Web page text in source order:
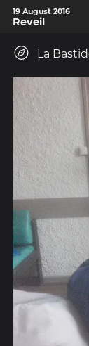
19 August 2016
Reveil
La